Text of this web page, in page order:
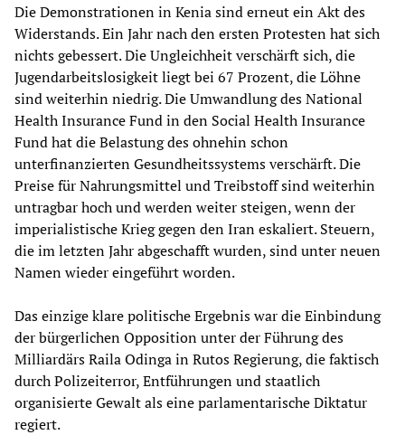
Die Demonstrationen in Kenia sind erneut ein Akt des
Widerstands. Ein Jahr nach den ersten Protesten hat sich
nichts gebessert. Die Ungleichheit verschärft sich, die
Jugendarbeitslosigkeit liegt bei 67 Prozent, die Löhne
sind weiterhin niedrig. Die Umwandlung des National
Health Insurance Fund in den Social Health Insurance
Fund hat die Belastung des ohnehin schon
unterfinanzierten Gesundheitssystems verschärft. Die
Preise für Nahrungsmittel und Treibstoff sind weiterhin
untragbar hoch und werden weiter steigen, wenn der
imperialistische Krieg gegen den Iran eskaliert. Steuern,
die im letzten Jahr abgeschafft wurden, sind unter neuen
Namen wieder eingeführt worden.
Das einzige klare politische Ergebnis war die Einbindung
der bürgerlichen Opposition unter der Führung des
Milliardärs Raila Odinga in Rutos Regierung, die faktisch
durch Polizeiterror, Entführungen und staatlich
organisierte Gewalt als eine parlamentarische Diktatur
regiert.